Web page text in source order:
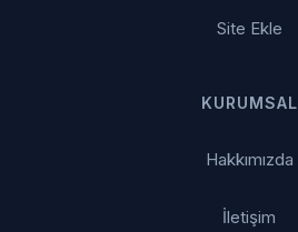
Site Ekle
KURUMSAL
Hakkımızda
İletişim